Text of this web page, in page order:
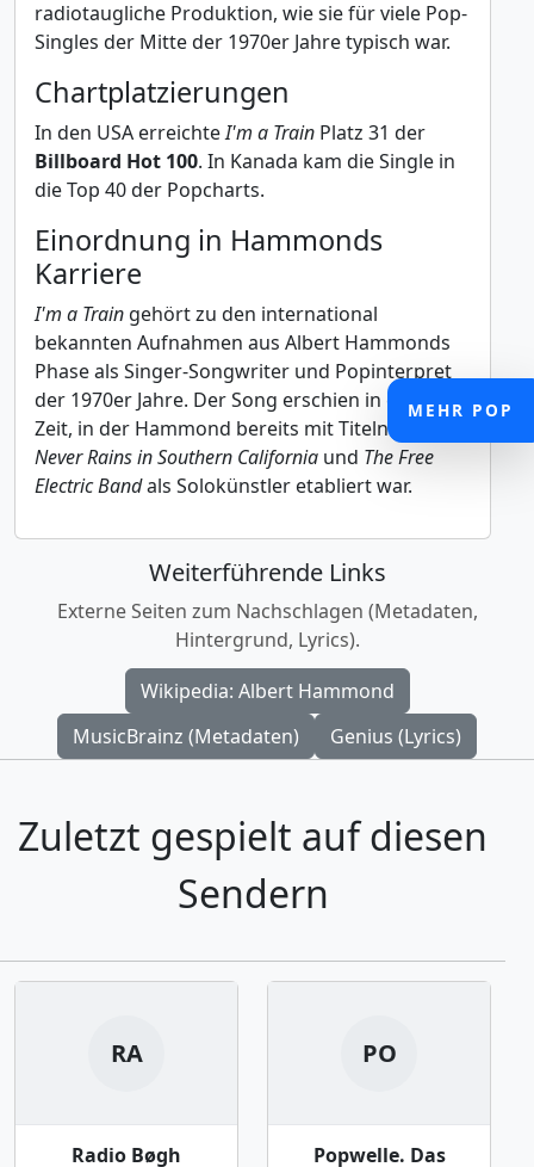
radiotaugliche Produktion, wie sie für viele Pop-
Singles der Mitte der 1970er Jahre typisch war.
Chartplatzierungen
In den USA erreichteI'm a Train Platz 31 der
Billboard Hot 100. In Kanada kam die Single in
die Top 40 der Popcharts.
Einordnung in Hammonds
Karriere
I'm a Train gehört zu den international
bekannten Aufnahmen aus Albert Hammonds
Phase als Singer-Songwriter und Popinterpret
der 1970er Jahre. Der Song erschien in einer
Zeit, in der Hammond bereits mit Titeln wie
Never Rains in Southern California und The Free
Electric Bandals Solokünstler etabliert war.
Weiterführende Links
Externe Seiten zum Nachschlagen (Metadaten,
Hintergrund, Lyrics).
Wikipedia: Albert Hammond
MusicBrainz (Metadaten)
Genius (Lyrics)
Zuletzt gespielt auf diesen
Sendern
RA
Radio Bøgh
PO
Popwelle. Das
MEHR POP